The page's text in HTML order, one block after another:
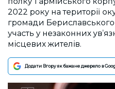
2022 року на території
громади
участь у незаконних
місцевих жителів.
Додати Вгору як бажане джерело в